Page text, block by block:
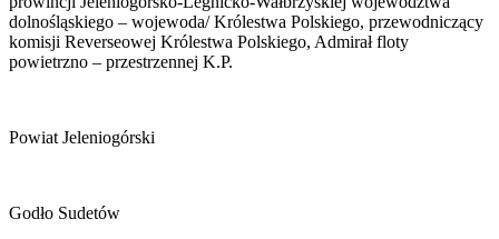
dolnośląskiego – wojewoda/ Królestwa Polskiego, przewodniczący
komisji Reverseowej Królestwa Polskiego, Admirał floty
powietrzno – przestrzennej K.P.
Powiat Jeleniogórski
Godło Sudetów